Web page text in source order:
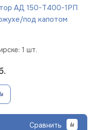
АД 150-Т400-1РП
под капотом
1 шт.
Сравнить